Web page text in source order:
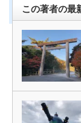
この著者の最